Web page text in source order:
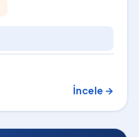
İncele →